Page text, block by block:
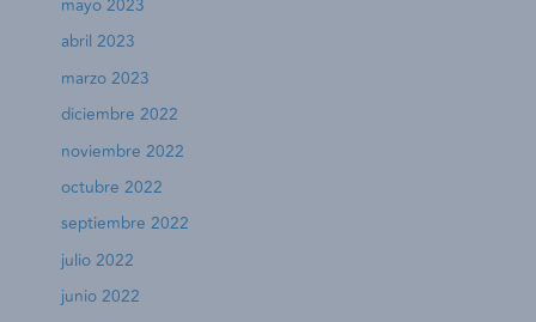
mayo 2023
abril 2023
marzo 2023
diciembre 2022
noviembre 2022
octubre 2022
septiembre 2022
julio 2022
junio 2022